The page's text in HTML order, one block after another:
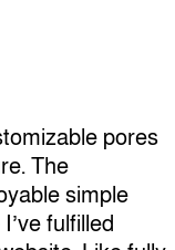
pores
The
simple
fulfilled